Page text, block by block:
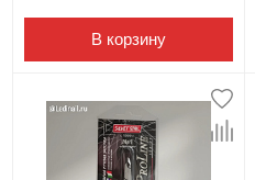
В корзину